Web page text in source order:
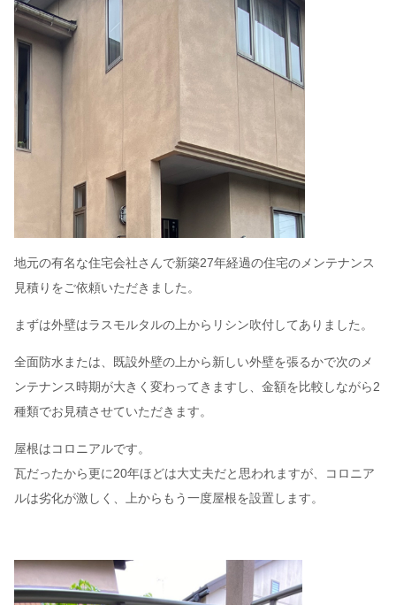
地元の有名な住宅会社さんで新築27年経過の住宅のメンテナンス
見積りをご依頼いただきました。
まずは外壁はラスモルタルの上からリシン吹付してありました。
全面防水または、既設外壁の上から新しい外壁を張るかで次のメ
ンテナンス時期が大きく変わってきますし、金額を比較しながら2
種類でお見積させていただきます。
屋根はコロニアルです。
瓦だったから更に20年ほどは大丈夫だと思われますが、コロニア
ルは劣化が激しく、上からもう一度屋根を設置します。